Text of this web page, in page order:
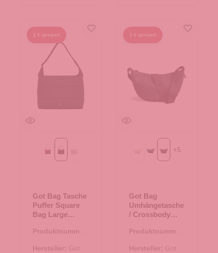
2 € gespart
kraken mono
monochrome black
Got Bag Tasche
Puffer Square
Bag Large
black
Produktnummer:
Hersteller: Got
2 € gespart
Beach Foam
MONOCHROME deep
monochrome black
+5
Got Bag
Umhängetasche
/ Crossbody
monochrome
Produktnummer:
Hersteller: Got